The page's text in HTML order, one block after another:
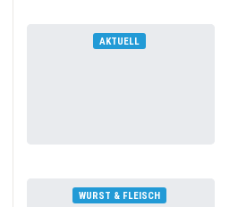
AKTUELL
WURST & FLEISCH